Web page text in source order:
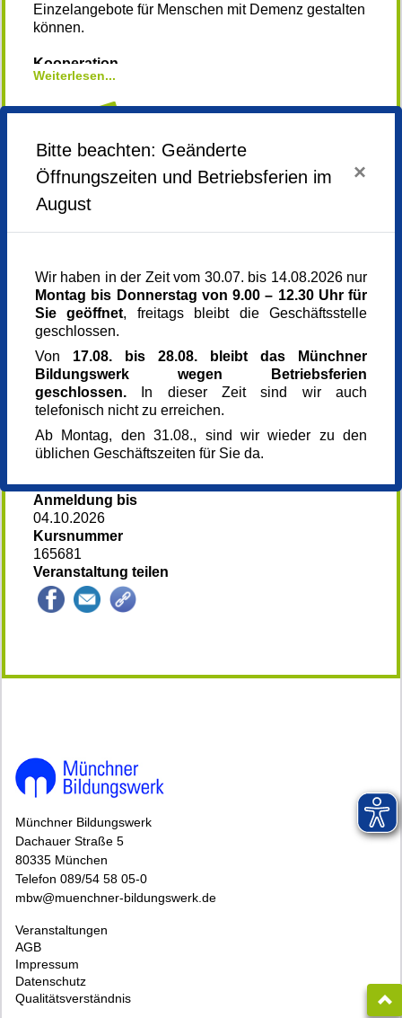
Einzelangebote für Menschen mit Demenz gestalten
können.
Kooperation
Evangelisches Bildungswerk München e . V.
Hier finden Sie weitere Fortbildungen im Bereich
Freiwilliges Engagement (nicht nur) im Altenheim
Weiterlesen...
Anmelden
Mittwoch,07.10.2026,09.30 - 17.00 Uhr
Münchner Bildungswerk, 3. Stock
Dachauer Str. 5
80335 München
www.muenchner-bildungswerk.de
Kursgebühr
80 €
Kursgebühr ermäßigt
35 €
Referent_in
Tschuchnig Karlheinz
Gerontopsychiatrie, Altentherapeut
Anmeldung bis
04.10.2026
Kursnummer
165681
Veranstaltung teilen
Münchner Bildungswerk
Dachauer Straße 5
80335 München
Telefon 089/54 58 05-0
mbw@muenchner-bildungswerk.de
Veranstaltungen
AGB
Impressum
Datenschutz
Qualitätsverständnis
Bitte beachten: Geänderte
Öffnungszeiten und Betriebsferien im
August
×
Wir haben in der Zeit vom 30.07. bis 14.08.2026 nur
Montag bis Donnerstag von 9.00 – 12.30 Uhr für
Sie geöffnet, freitags bleibt die Geschäftsstelle
geschlossen.
Von 17.08. bis 28.08. bleibt das Münchner
Bildungswerk wegen Betriebsferien
geschlossen. In dieser Zeit sind wir auch
telefonisch nicht zu erreichen.
Ab Montag, den 31.08., sind wir wieder zu den
üblichen Geschäftszeiten für Sie da.